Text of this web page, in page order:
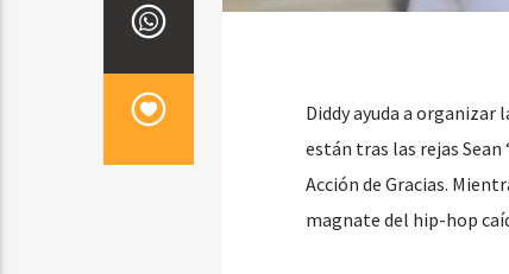
Diddy ayuda a organizar
están tras las rejas Sean
Acción de Gracias.
magnate del hip-hop